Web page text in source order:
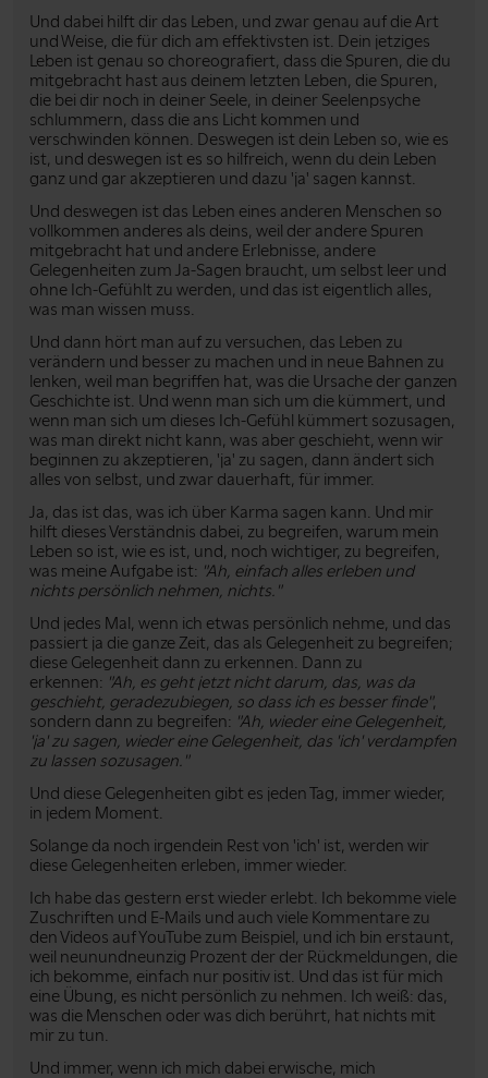
Und dabei hilft dir das Leben, und zwar genau auf die Art
und Weise, die für dich am effektivsten ist. Dein jetziges
Leben ist genau so choreografiert, dass die Spuren, die du
mitgebracht hast aus deinem letzten Leben, die Spuren,
die bei dir noch in deiner Seele, in deiner Seelenpsyche
schlummern, dass die ans Licht kommen und
verschwinden können. Deswegen ist dein Leben so, wie es
ist, und deswegen ist es so hilfreich, wenn du dein Leben
ganz und gar akzeptieren und dazu 'ja' sagen kannst.
Und deswegen ist das Leben eines anderen Menschen so
vollkommen anderes als deins, weil der andere Spuren
mitgebracht hat und andere Erlebnisse, andere
Gelegenheiten zum Ja-Sagen braucht, um selbst leer und
ohne Ich-Gefühlt zu werden, und das ist eigentlich alles,
was man wissen muss.
Und dann hört man auf zu versuchen, das Leben zu
verändern und besser zu machen und in neue Bahnen zu
lenken, weil man begriffen hat, was die Ursache der ganzen
Geschichte ist. Und wenn man sich um die kümmert, und
wenn man sich um dieses Ich-Gefühl kümmert sozusagen,
was man direkt nicht kann, was aber geschieht, wenn wir
beginnen zu akzeptieren, 'ja' zu sagen, dann ändert sich
alles von selbst, und zwar dauerhaft, für immer.
Ja, das ist das, was ich über Karma sagen kann. Und mir
hilft dieses Verständnis dabei, zu begreifen, warum mein
Leben so ist, wie es ist, und, noch wichtiger, zu begreifen,
was meine Aufgabe ist: "Ah, einfach alles erleben und
nichts persönlich nehmen, nichts."
Und jedes Mal, wenn ich etwas persönlich nehme, und das
passiert ja die ganze Zeit, das als Gelegenheit zu begreifen;
diese Gelegenheit dann zu erkennen. Dann zu
erkennen: "Ah, es geht jetzt nicht darum, das, was da
geschieht, geradezubiegen, so dass ich es besser finde",
sondern dann zu begreifen: "Ah, wieder eine Gelegenheit,
'ja' zu sagen, wieder eine Gelegenheit, das 'ich' verdampfen
zu lassen sozusagen."
Und diese Gelegenheiten gibt es jeden Tag, immer wieder,
in jedem Moment.
Solange da noch irgendein Rest von 'ich' ist, werden wir
diese Gelegenheiten erleben, immer wieder.
Ich habe das gestern erst wieder erlebt. Ich bekomme viele
Zuschriften und E-Mails und auch viele Kommentare zu
den Videos auf YouTube zum Beispiel, und ich bin erstaunt,
weil neunundneunzig Prozent der der Rückmeldungen, die
ich bekomme, einfach nur positiv ist. Und das ist für mich
eine Übung, es nicht persönlich zu nehmen. Ich weiß: das,
was die Menschen oder was dich berührt, hat nichts mit
mir zu tun.
Und immer, wenn ich mich dabei erwische, mich